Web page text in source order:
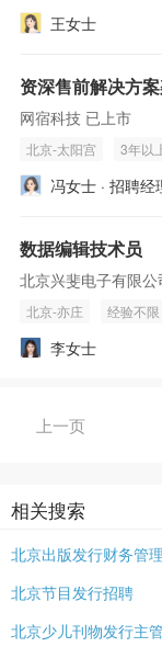
王女士
资深售前解决方
网宿科技 已上市
北京-太阳宫 3年以
冯女士 · 招聘经
数据编辑技术员
北京兴斐电子有限
北京-亦庄 经验不限
李女士
上一页
相关搜索
北京出版发行财务管
北京节目发行招聘
北京少儿刊物发行主